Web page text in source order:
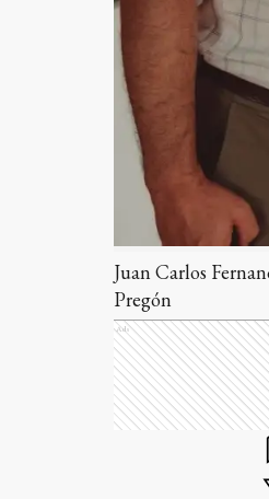
Juan Carlos
Pregón
Ads